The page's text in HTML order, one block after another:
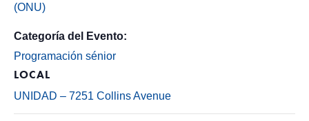
(ONU)
Categoría del Evento:
Programación sénior
LOCAL
UNIDAD – 7251 Collins Avenue